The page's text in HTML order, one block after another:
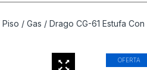
Piso / Gas / Drago CG-61 Estufa
OFERTA